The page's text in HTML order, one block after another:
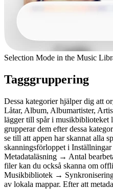
Selection Mode in the Music
Tagggruppering
Dessa kategorier hjälper dig att
Låtar, Album, Albumartister,
lägger till spår i musikbiblioteket
grupperar dem efter dessa
se till att appen har skannat alla
skanningsförloppet i
Metadataläsning → Antal
filer kan du också skanna om
Musikbibliotek →
av lokala mappar. Efter att